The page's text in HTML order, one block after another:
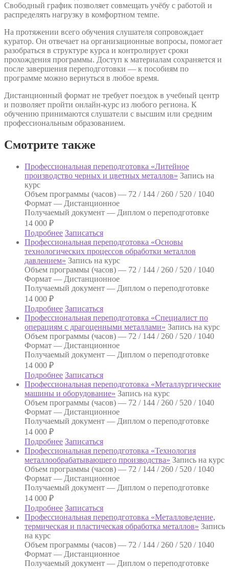
Свободный график позволяет совмещать учёбу с работой и
распределять нагрузку в комфортном темпе.
На протяжении всего обучения слушателя сопровождает
куратор. Он отвечает на организационные вопросы, помогает
разобраться в структуре курса и контролирует сроки
прохождения программы. Доступ к материалам сохраняется и
после завершения переподготовки — к пособиям по
программе можно вернуться в любое время.
Дистанционный формат не требует поездок в учебный центр
и позволяет пройти онлайн-курс из любого региона. К
обучению принимаются слушатели с высшим или средним
профессиональным образованием.
Смотрите также
Профессиональная переподготовка «Литейное
производство черных и цветных металлов» Запись на
курс
Объем программы (часов) — 72 / 144 / 260 / 520 / 1040
Формат — Дистанционное
Получаемый документ — Диплом о переподготовке
14 000 ₽
Подробнее Записаться
Профессиональная переподготовка «Основы
технологических процессов обработки металлов
давлением» Запись на курс
Объем программы (часов) — 72 / 144 / 260 / 520 / 1040
Формат — Дистанционное
Получаемый документ — Диплом о переподготовке
14 000 ₽
Подробнее Записаться
Профессиональная переподготовка «Специалист по
операциям с драгоценными металлами» Запись на курс
Объем программы (часов) — 72 / 144 / 260 / 520 / 1040
Формат — Дистанционное
Получаемый документ — Диплом о переподготовке
14 000 ₽
Подробнее Записаться
Профессиональная переподготовка «Металлургические
машины и оборудование» Запись на курс
Объем программы (часов) — 72 / 144 / 260 / 520 / 1040
Формат — Дистанционное
Получаемый документ — Диплом о переподготовке
14 000 ₽
Подробнее Записаться
Профессиональная переподготовка «Технология
металлообрабатывающего производства» Запись на курс
Объем программы (часов) — 72 / 144 / 260 / 520 / 1040
Формат — Дистанционное
Получаемый документ — Диплом о переподготовке
14 000 ₽
Подробнее Записаться
Профессиональная переподготовка «Металловедение,
термическая и пластическая обработка металлов» Запись
на курс
Объем программы (часов) — 72 / 144 / 260 / 520 / 1040
Формат — Дистанционное
Получаемый документ — Диплом о переподготовке